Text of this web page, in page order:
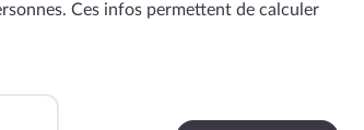
Ces infos permettent de calculer